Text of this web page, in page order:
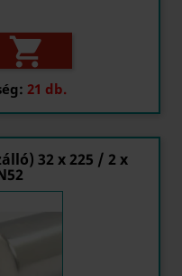

21 db.
32 x 225 / 2 x